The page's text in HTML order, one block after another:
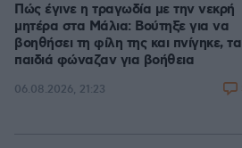
Πώς έγινε η τραγωδία με την νεκρή
μητέρα στα Μάλια: Βούτηξε για να
βοηθήσει τη φίλη της και πνίγηκε, τα
παιδιά φώναζαν για βοήθεια
06.08.2026, 21:23